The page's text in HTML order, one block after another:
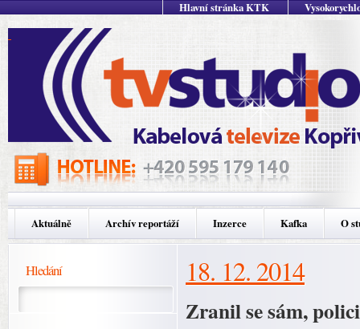
Hlavní stránka KTK
Aktuálně Archív reportáží Inzerce Kafka O
Hledání 18. 12. 2014
Zranil se sám,